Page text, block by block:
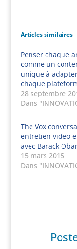
Articles similaires
Penser chaque
comme un
unique à
chaque
28 septembre
Dans
The Vox
entretien vidéo
avec Barack
15 mars 2015
Dans